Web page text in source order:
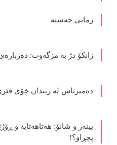
زمانی جەستە
زانکۆ دژ بە مزگەوت: دەربارەى
ده‌میرتاش له‌ زیندان خۆی
بینەر و شانۆ: هەتاھەتایە و
پچڕاو؟!